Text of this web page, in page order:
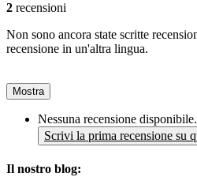
2 recensioni
Non sono ancora state scritte
recensione in un'altra lingua.
Mostra
Nessuna recensione disponibile.
Scrivi la prima recensione su
Il nostro blog: